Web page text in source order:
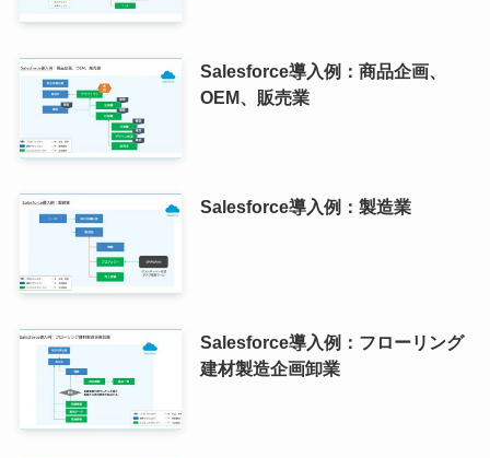
Salesforce導入例：商品企画、
OEM、販売業
Salesforce導入例：製造業
Salesforce導入例：フローリング
建材製造企画卸業